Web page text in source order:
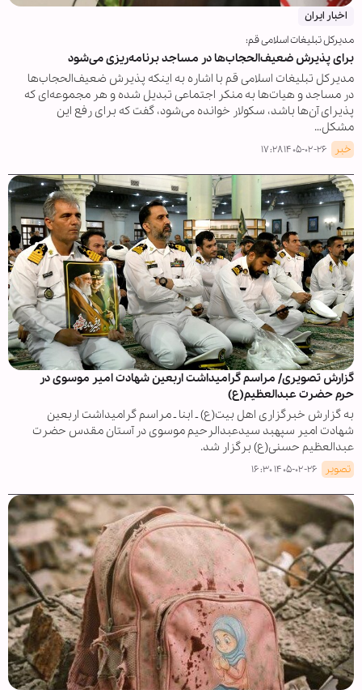
اخبار ایران
مدیرکل تبلیغات اسلامی قم:
برای پذیرش ضعیف‌الحجاب‌ها در مساجد برنامه‌ریزی می‌شود
مدیرکل تبلیغات اسلامی قم با اشاره به اینکه پذیرش ضعیف‌الحجاب‌ها
در مساجد و هیات‌ها به منکر اجتماعی تبدیل شده و هر مجموعه‌ای که
پذیرای آن‌ها باشد، سکولار خوانده می‌شود، گفت که برای رفع این
مشکل…
خبر ۱۴۰۵-۰۲-۲۶ ۱۷:۲۸
گزارش تصویری/ مراسم گرامیداشت اربعین شهادت امیر موسوی در
حرم حضرت عبدالعظیم(ع)
به گزارش خبرگزاری اهل بیت(ع) ـ ابنا ـ مراسم گرامیداشت اربعین
شهادت امیر سپهبد سیدعبدالرحیم موسوی در آستان مقدس حضرت
عبدالعظیم حسنی(ع) برگزار شد.
تصویر ۱۴۰۵-۰۲-۲۶ ۱۶:۳۰